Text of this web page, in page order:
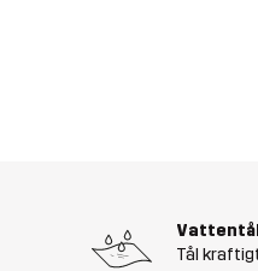
Tål